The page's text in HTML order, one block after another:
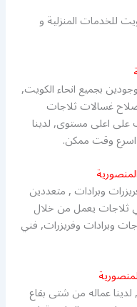
للخدمات المنزلية و
بجميع انحاء الكويت,
غسالات ثلاجات
على اعلى مستوى, لدينا
وقت ممكن.
وبرادات , متعددين
ثلاجات يعمل من خلال
وبرادات وفريزرات, فني
عماله من شتى بقاع